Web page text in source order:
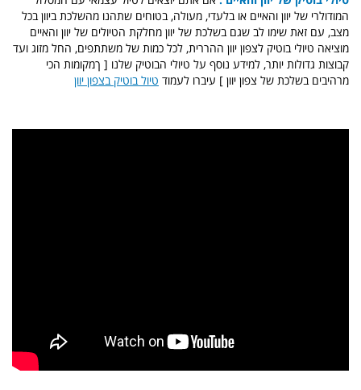
המודולרי של יוון והאיים או בלעדי, מעולה, בטוחים שתהנו מהשלכת ביוון בכל
מצב, עם זאת שימו לב שגם בשלכת של יוון מחלקת הטיולים של יוון והאיים
מוציאה טיולי בוטיק לצפון יוון ההררית, לכל כמות של משתתפים, החל מזוג ועד
קבוצות גדולות יותר, למידע נוסף על טיולי הבוטיק שלנו [ ךמקומות הכי
מרהיבים בשלכת של צפון יוון ] עיברו לעמוד טיול בוטיק בצפון יוון